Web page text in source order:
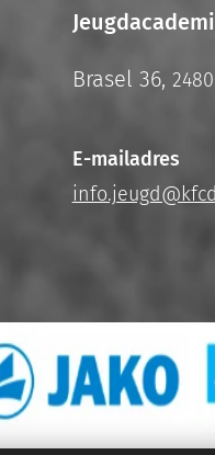
Brasel 36,
E-mailadres